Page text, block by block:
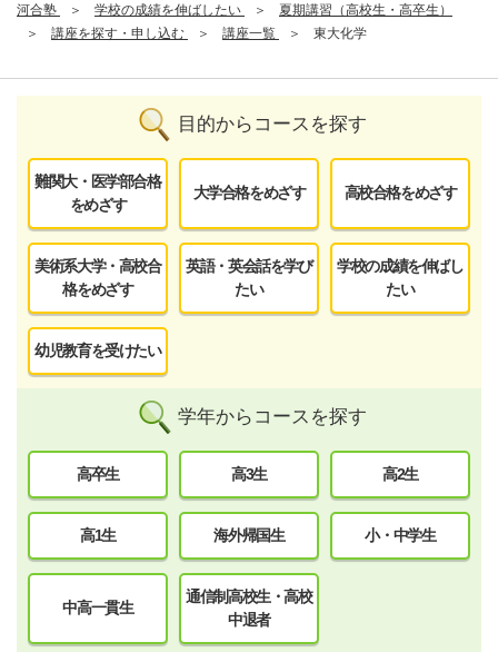
河合塾
学校の成績を伸ばしたい
夏期講習（高校生・高卒生）
講座を探す・申し込む
講座一覧 東大化学
目的からコースを探す
難関大・医学部合格
をめざす
大学合格をめざす 高校合格をめざす
美術系大学・高校合
格をめざす
英語・英会話を学び
たい
学校の成績を伸ばし
たい
幼児教育を受けたい
学年からコースを探す
高卒生 高3生 高2生
高1生 海外帰国生 小・中学生
中高一貫生
通信制高校生・高校
中退者